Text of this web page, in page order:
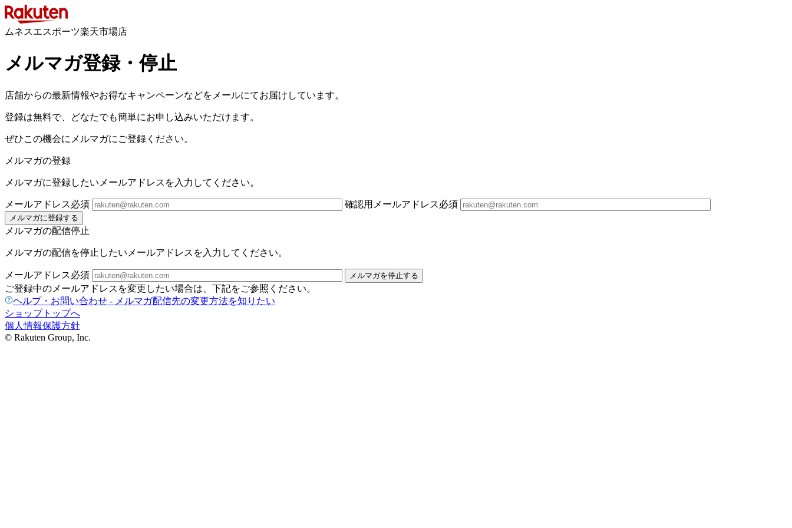
ムネスエスポーツ楽天市場店
メルマガ登録・停止
店舗からの最新情報やお得なキャンペーンなどをメールにてお届けしています。
登録は無料で、どなたでも簡単にお申し込みいただけます。
ぜひこの機会にメルマガにご登録ください。
メルマガの登録
メルマガに登録したいメールアドレスを入力してください。
メールアドレス必須 確認用メールアドレス必須
メルマガに登録する
メルマガの配信停止
メルマガの配信を停止したいメールアドレスを入力してください。
メールアドレス必須 メルマガを停止する
ご登録中のメールアドレスを変更したい場合は、下記をご参照ください。
ヘルプ・お問い合わせ - メルマガ配信先の変更方法を知りたい
ショップトップへ
個人情報保護方針
© Rakuten Group, Inc.